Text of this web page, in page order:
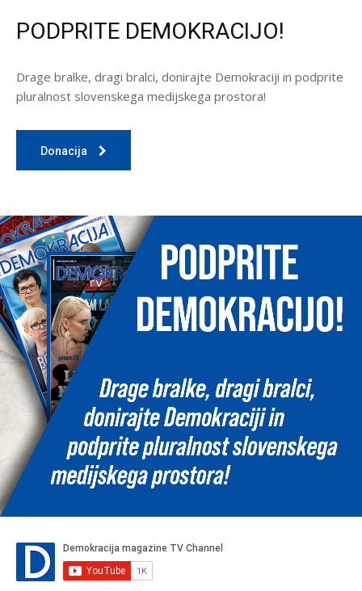
PODPRITE DEMOKRACIJO!
Drage bralke, dragi bralci, donirajte Demokraciji in podprite
pluralnost slovenskega medijskega prostora!
Donacija